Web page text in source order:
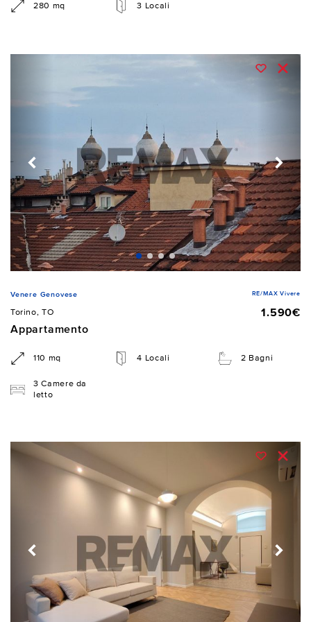
280 mq 3 Locali
Venere Genovese RE/MAX Vivere
Torino, TO
1.590€
Appartamento
110 mq 4 Locali 2 Bagni
3 Camere da
letto